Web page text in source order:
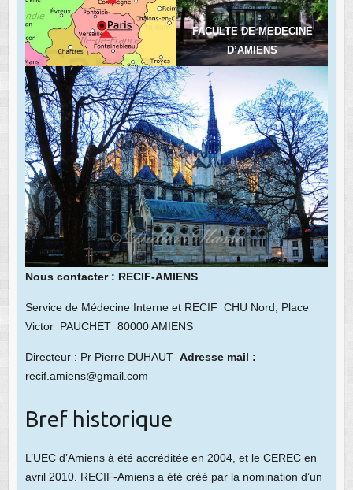
FACULTE DE MEDECINE
D’AMIENS
Nous contacter : RECIF-AMIENS
Service de Médecine Interne et RECIF CHU Nord, Place
Victor PAUCHET 80000 AMIENS
Directeur : Pr Pierre DUHAUT Adresse mail :
recif.amiens@gmail.com
Bref historique
L’UEC d’Amiens à été accréditée en 2004, et le CEREC en
avril 2010. RECIF-Amiens a été créé par la nomination d’un